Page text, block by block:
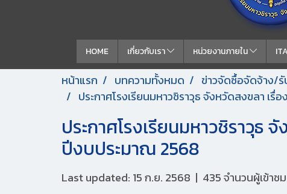
HOME เกี่ยวกับเรา หน่วยงานภายใน
หน้าแรก บทความทั้งหมด
ข่าวจัดซื้อจัดจ้าง/
ประกาศโรงเรียนมหาวชิราวุธ จังหวัดสงขลา เ
ประกาศโรงเรียนมหาวชิราวุธ
ปีงบประมาณ 2568
Last updated: 15 ก.ย. 2568 | 435 จำนวนผู้เข้าชม